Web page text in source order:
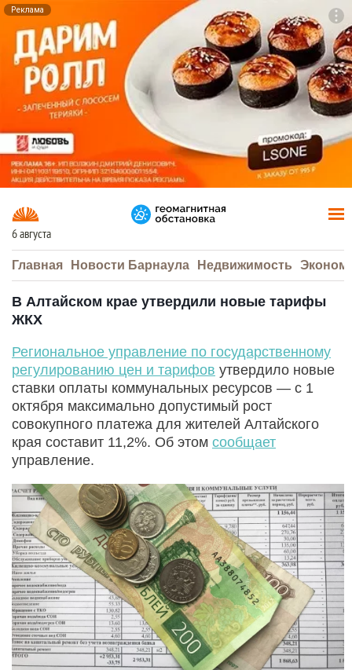
Реклама
6 августа
Главная Новости Барнаула Недвижимость
В Алтайском крае утвердили новые тарифы
ЖКХ
Региональное управление по государственному
регулированию цен и тарифов утвердило новые
ставки оплаты коммунальных ресурсов — с 1
октября максимально допустимый рост
совокупного платежа для жителей Алтайского
края составит 11,2%. Об этом сообщает
управление.